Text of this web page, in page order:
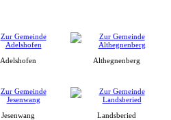
Adelshofen Althegnenberg
Jesenwang Landsberied